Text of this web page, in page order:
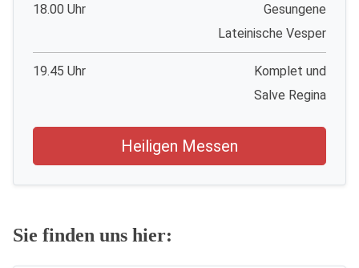
18.00 Uhr
Gesungene
Lateinische Vesper
19.45 Uhr
Komplet und
Salve Regina
Heiligen Messen
Sie finden uns hier: